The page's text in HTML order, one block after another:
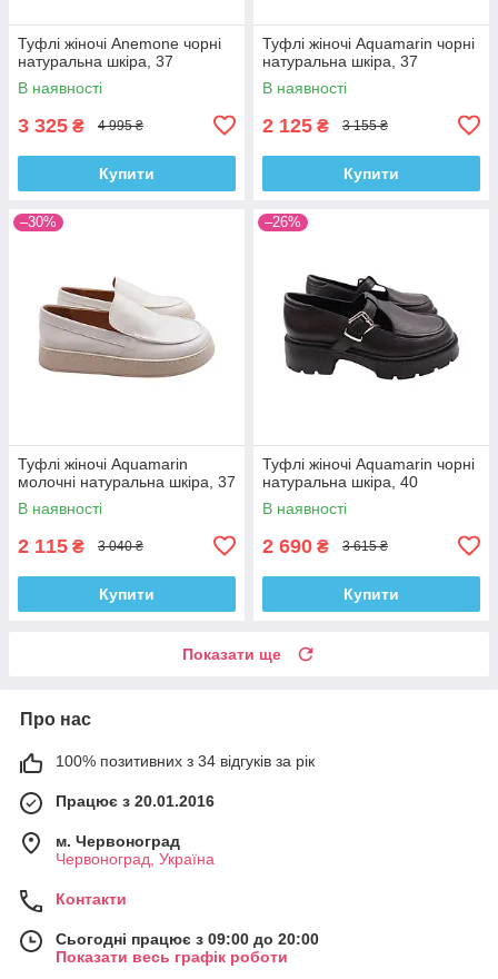
Туфлі жіночі Anemone чорні
натуральна шкіра, 37
В наявності
3 325 ₴ 4 995 ₴
Купити
Туфлі жіночі Aquamarin чорні
натуральна шкіра, 37
В наявності
2 125 ₴ 3 155 ₴
Купити
–30%
Туфлі жіночі Aquamarin
молочні натуральна шкіра, 37
В наявності
2 115 ₴ 3 040 ₴
Купити
–26%
Туфлі жіночі Aquamarin чорні
натуральна шкіра, 40
В наявності
2 690 ₴ 3 615 ₴
Купити
Показати ще
Про нас
100% позитивних з 34 відгуків за рік
Працює з 20.01.2016
м. Червоноград
Червоноград, Україна
Контакти
Сьогодні працює з 09:00 до 20:00
Показати весь графік роботи